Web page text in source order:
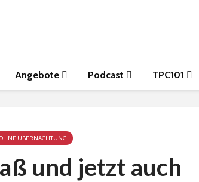
Angebote Podcast TPC101
ÜBERNACHTUNG
und jetzt auch